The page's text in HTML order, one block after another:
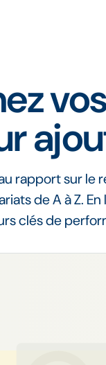
rapport sur
de A à Z.
clés de